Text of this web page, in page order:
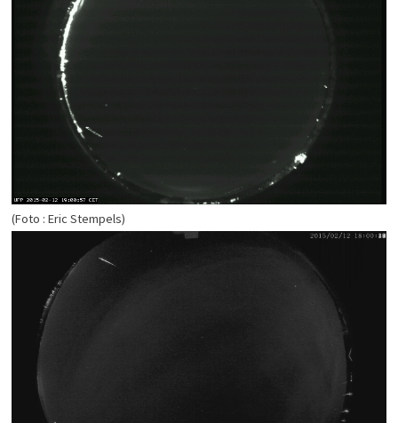
(Foto : Eric Stempels)